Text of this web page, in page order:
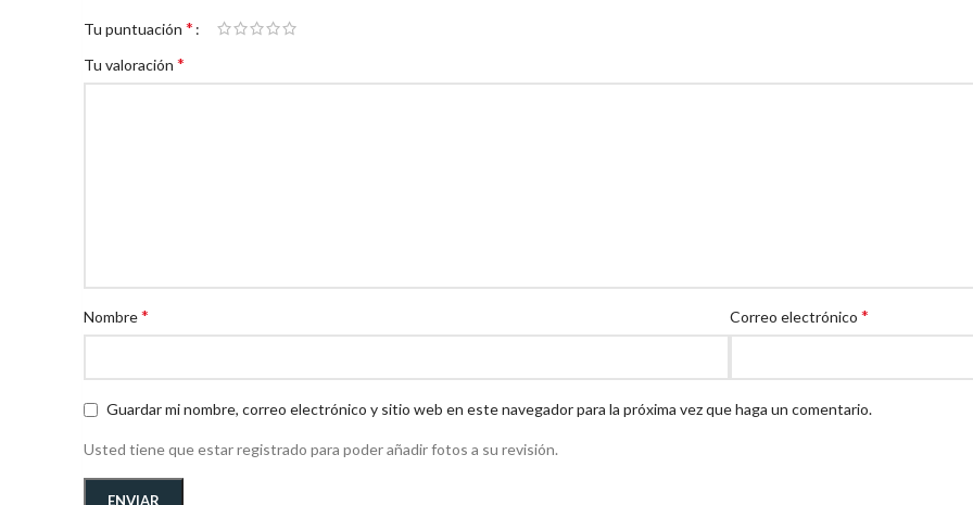
Tu puntuación *
Tu valoración *
Nombre* Correo electrónico *
Guardar mi nombre, correo electrónico y sitio web en este navegador para la próxima vez que haga un comentario.
Usted tiene que estar registrado para poder añadir fotos a su revisión.